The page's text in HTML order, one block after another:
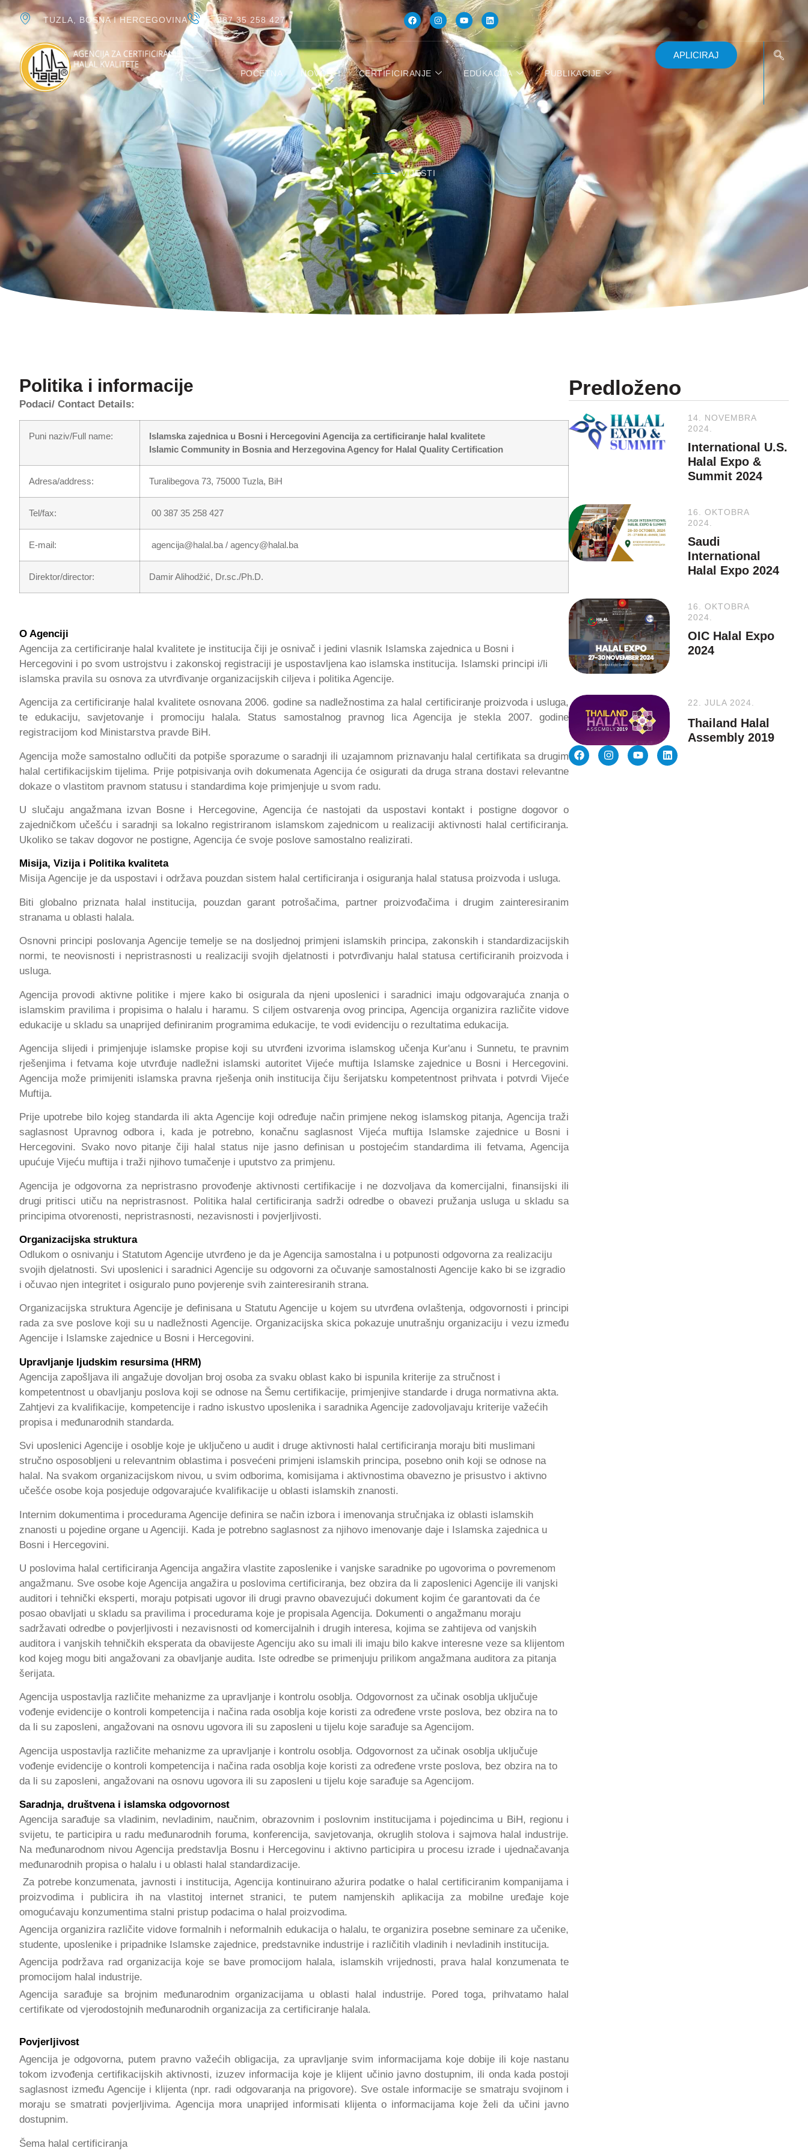
TUZLA, BOSNA I HERCEGOVINA +387 35 258 427
POČETNA NOVOSTI CERTIFICIRANJE EDUKACIJA PUBLIKACIJE
APLICIRAJ
VIJESTI
Politika i informacije
Podaci/ Contact Details:
Puni naziv/Full name:
Islamska zajednica u Bosni i Hercegovini Agencija za certificiranje halal kvalitete
Islamic Community in Bosnia and Herzegovina Agency for Halal Quality Certification
Adresa/address: Turalibegova 73, 75000 Tuzla, BiH
Tel/fax: 00 387 35 258 427
E-mail: agencija@halal.ba / agency@halal.ba
Direktor/director: Damir Alihodžić, Dr.sc./Ph.D.
O Agenciji
Agencija za certificiranje halal kvalitete je institucija čiji je osnivač i jedini vlasnik Islamska zajednica u Bosni i
Hercegovini i po svom ustrojstvu i zakonskoj registraciji je uspostavljena kao islamska institucija. Islamski principi i/li
islamska pravila su osnova za utvrđivanje organizacijskih ciljeva i politika Agencije.
Agencija za certificiranje halal kvalitete osnovana 2006. godine sa nadležnostima za halal certificiranje proizvoda i usluga,
te edukaciju, savjetovanje i promociju halala. Status samostalnog pravnog lica Agencija je stekla 2007. godine
registracijom kod Ministarstva pravde BiH.
Agencija može samostalno odlučiti da potpiše sporazume o saradnji ili uzajamnom priznavanju halal certifikata sa drugim
halal certifikacijskim tijelima. Prije potpisivanja ovih dokumenata Agencija će osigurati da druga strana dostavi relevantne
dokaze o vlastitom pravnom statusu i standardima koje primjenjuje u svom radu.
U slučaju angažmana izvan Bosne i Hercegovine, Agencija će nastojati da uspostavi kontakt i postigne dogovor o
zajedničkom učešću i saradnji sa lokalno registriranom islamskom zajednicom u realizaciji aktivnosti halal certificiranja.
Ukoliko se takav dogovor ne postigne, Agencija će svoje poslove samostalno realizirati.
Misija, Vizija i Politika kvaliteta
Misija Agencije je da uspostavi i održava pouzdan sistem halal certificiranja i osiguranja halal statusa proizvoda i usluga.
Biti globalno priznata halal institucija, pouzdan garant potrošačima, partner proizvođačima i drugim zainteresiranim
stranama u oblasti halala.
Osnovni principi poslovanja Agencije temelje se na dosljednoj primjeni islamskih principa, zakonskih i standardizacijskih
normi, te neovisnosti i nepristrasnosti u realizaciji svojih djelatnosti i potvrđivanju halal statusa certificiranih proizvoda i
usluga.
Agencija provodi aktivne politike i mjere kako bi osigurala da njeni uposlenici i saradnici imaju odgovarajuća znanja o
islamskim pravilima i propisima o halalu i haramu. S ciljem ostvarenja ovog principa, Agencija organizira različite vidove
edukacije u skladu sa unaprijed definiranim programima edukacije, te vodi evidenciju o rezultatima edukacija.
Agencija slijedi i primjenjuje islamske propise koji su utvrđeni izvorima islamskog učenja Kur'anu i Sunnetu, te pravnim
rješenjima i fetvama koje utvrđuje nadležni islamski autoritet Vijeće muftija Islamske zajednice u Bosni i Hercegovini.
Agencija može primijeniti islamska pravna rješenja onih institucija čiju šerijatsku kompetentnost prihvata i potvrdi Vijeće
Muftija.
Prije upotrebe bilo kojeg standarda ili akta Agencije koji određuje način primjene nekog islamskog pitanja, Agencija traži
saglasnost Upravnog odbora i, kada je potrebno, konačnu saglasnost Vijeća muftija Islamske zajednice u Bosni i
Hercegovini. Svako novo pitanje čiji halal status nije jasno definisan u postojećim standardima ili fetvama, Agencija
upućuje Vijeću muftija i traži njihovo tumačenje i uputstvo za primjenu.
Agencija je odgovorna za nepristrasno provođenje aktivnosti certifikacije i ne dozvoljava da komercijalni, finansijski ili
drugi pritisci utiču na nepristrasnost. Politika halal certificiranja sadrži odredbe o obavezi pružanja usluga u skladu sa
principima otvorenosti, nepristrasnosti, nezavisnosti i povjerljivosti.
Organizacijska struktura
Odlukom o osnivanju i Statutom Agencije utvrđeno je da je Agencija samostalna i u potpunosti odgovorna za realizaciju
svojih djelatnosti. Svi uposlenici i saradnici Agencije su odgovorni za očuvanje samostalnosti Agencije kako bi se izgradio
i očuvao njen integritet i osiguralo puno povjerenje svih zainteresiranih strana.
Organizacijska struktura Agencije je definisana u Statutu Agencije u kojem su utvrđena ovlaštenja, odgovornosti i principi
rada za sve poslove koji su u nadležnosti Agencije. Organizacijska skica pokazuje unutrašnju organizaciju i vezu između
Agencije i Islamske zajednice u Bosni i Hercegovini.
Upravljanje ljudskim resursima (HRM)
Agencija zapošljava ili angažuje dovoljan broj osoba za svaku oblast kako bi ispunila kriterije za stručnost i
kompetentnost u obavljanju poslova koji se odnose na Šemu certifikacije, primjenjive standarde i druga normativna akta.
Zahtjevi za kvalifikacije, kompetencije i radno iskustvo uposlenika i saradnika Agencije zadovoljavaju kriterije važećih
propisa i međunarodnih standarda.
Svi uposlenici Agencije i osoblje koje je uključeno u audit i druge aktivnosti halal certificiranja moraju biti muslimani
stručno osposobljeni u relevantnim oblastima i posvećeni primjeni islamskih principa, posebno onih koji se odnose na
halal. Na svakom organizacijskom nivou, u svim odborima, komisijama i aktivnostima obavezno je prisustvo i aktivno
učešće osobe koja posjeduje odgovarajuće kvalifikacije u oblasti islamskih znanosti.
Internim dokumentima i procedurama Agencije definira se način izbora i imenovanja stručnjaka iz oblasti islamskih
znanosti u pojedine organe u Agenciji. Kada je potrebno saglasnost za njihovo imenovanje daje i Islamska zajednica u
Bosni i Hercegovini.
U poslovima halal certificiranja Agencija angažira vlastite zaposlenike i vanjske saradnike po ugovorima o povremenom
angažmanu. Sve osobe koje Agencija angažira u poslovima certificiranja, bez obzira da li zaposlenici Agencije ili vanjski
auditori i tehnički eksperti, moraju potpisati ugovor ili drugi pravno obavezujući dokument kojim će garantovati da će
posao obavljati u skladu sa pravilima i procedurama koje je propisala Agencija. Dokumenti o angažmanu moraju
sadržavati odredbe o povjerljivosti i nezavisnosti od komercijalnih i drugih interesa, kojima se zahtijeva od vanjskih
auditora i vanjskih tehničkih eksperata da obavijeste Agenciju ako su imali ili imaju bilo kakve interesne veze sa klijentom
kod kojeg mogu biti angažovani za obavljanje audita. Iste odredbe se primenjuju prilikom angažmana auditora za pitanja
šerijata.
Agencija uspostavlja različite mehanizme za upravljanje i kontrolu osoblja. Odgovornost za učinak osoblja uključuje
vođenje evidencije o kontroli kompetencija i načina rada osoblja koje koristi za određene vrste poslova, bez obzira na to
da li su zaposleni, angažovani na osnovu ugovora ili su zaposleni u tijelu koje sarađuje sa Agencijom.
Agencija uspostavlja različite mehanizme za upravljanje i kontrolu osoblja. Odgovornost za učinak osoblja uključuje
vođenje evidencije o kontroli kompetencija i načina rada osoblja koje koristi za određene vrste poslova, bez obzira na to
da li su zaposleni, angažovani na osnovu ugovora ili su zaposleni u tijelu koje sarađuje sa Agencijom.
Saradnja, društvena i islamska odgovornost
Agencija sarađuje sa vladinim, nevladinim, naučnim, obrazovnim i poslovnim institucijama i pojedincima u BiH, regionu i
svijetu, te participira u radu međunarodnih foruma, konferencija, savjetovanja, okruglih stolova i sajmova halal industrije.
Na međunarodnom nivou Agencija predstavlja Bosnu i Hercegovinu i aktivno participira u procesu izrade i ujednačavanja
međunarodnih propisa o halalu i u oblasti halal standardizacije.
Za potrebe konzumenata, javnosti i institucija, Agencija kontinuirano ažurira podatke o halal certificiranim kompanijama i
proizvodima i publicira ih na vlastitoj internet stranici, te putem namjenskih aplikacija za mobilne uređaje koje
omogućavaju konzumentima stalni pristup podacima o halal proizvodima.
Agencija organizira različite vidove formalnih i neformalnih edukacija o halalu, te organizira posebne seminare za učenike,
studente, uposlenike i pripadnike Islamske zajednice, predstavnike industrije i različitih vladinih i nevladinih institucija.
Agencija podržava rad organizacija koje se bave promocijom halala, islamskih vrijednosti, prava halal konzumenata te
promocijom halal industrije.
Agencija sarađuje sa brojnim međunarodnim organizacijama u oblasti halal industrije. Pored toga, prihvatamo halal
certifikate od vjerodostojnih međunarodnih organizacija za certificiranje halala.
Povjerljivost
Agencija je odgovorna, putem pravno važećih obligacija, za upravljanje svim informacijama koje dobije ili koje nastanu
tokom izvođenja certifikacijskih aktivnosti, izuzev informacija koje je klijent učinio javno dostupnim, ili onda kada postoji
saglasnost između Agencije i klijenta (npr. radi odgovaranja na prigovore). Sve ostale informacije se smatraju svojinom i
moraju se smatrati povjerljivima. Agencija mora unaprijed informisati klijenta o informacijama koje želi da učini javno
dostupnim.
Šema halal certificiranja
Predloženo
14. NOVEMBRA
2024.
International U.S.
Halal Expo &
Summit 2024
16. OKTOBRA
2024.
Saudi
International
Halal Expo 2024
16. OKTOBRA
2024.
OIC Halal Expo
2024
22. JULA 2024.
Thailand Halal
Assembly 2019